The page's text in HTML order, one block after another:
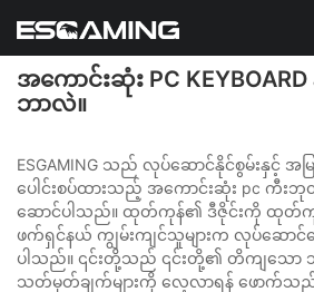
အကောင်းဆုံး PC
ဘာလဲ။
ESGAMING သည် လုပ်ဆောင်နိုင်စွမ်းနှင့် အ
ပေါင်းစပ်ထားသည့် အကောင်းဆုံး pc ကီးဘု
ဆောင်ပါသည်။ ထုတ်ကုန်၏ ဒီဇိုင်းကို ထုတ်ကုန်
ဖက်ရှင်နယ် ကျွမ်းကျင်သူများက လုပ်ဆောင်က
ပါသည်။ ၎င်းတို့သည် ၎င်းတို့၏ တိကျသော
သတ်မှတ်ချက်များကို လေ့လာရန် ဖောက်သည်